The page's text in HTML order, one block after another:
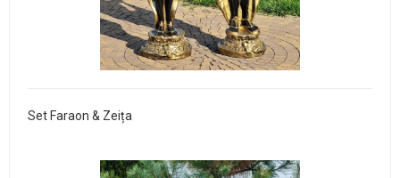
Set Faraon & Zeița